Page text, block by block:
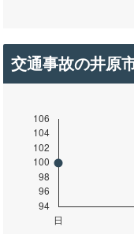
交通事故の井原